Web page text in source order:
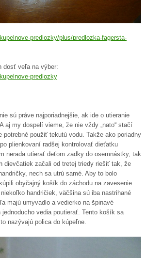
predlozky/plus/predlozka-fagersta-
dosť veľa na výber:
predlozky
sú práve najporiadnejšie, ak ide o utieranie
aj my dospelí vieme, že nie vždy „nato“ stačí
potrebné použiť tekutú vodu. Takže ako poriadny
plienkovaní radšej kontrolovať dieťatku
nerada utierať deťom zadky do osemnástky, tak
dievčatiek začali od tretej triedy riešiť tak, že
nech sa utrú samé. Aby to bolo
obyčajný košík do záchodu na zavesenie.
handričiek, väčšina sú iba nastrihané
majú umyvadlo a vedierko na špinavé
vedia poutierať. Tento košík sa
nazývajú polica do kúpeľne.